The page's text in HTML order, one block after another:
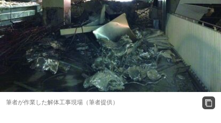
筆者が作業した解体工事現場（筆者提供）